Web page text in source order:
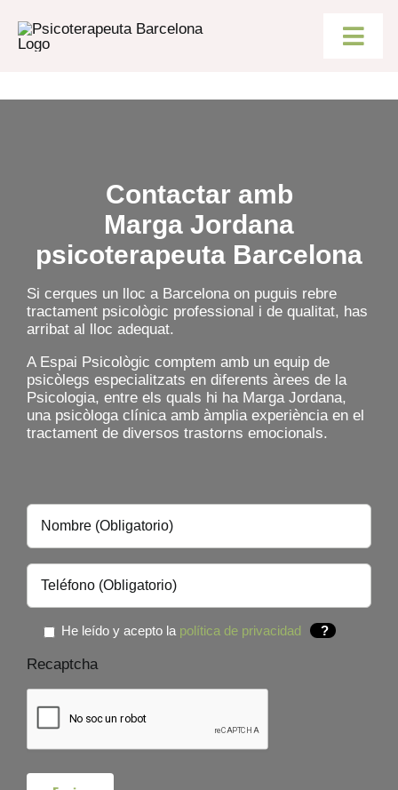
content
Contactar amb
Marga Jordana
psicoterapeuta Barcelona
Si cerques un lloc a Barcelona on puguis rebre
tractament psicològic professional i de qualitat, has
arribat al lloc adequat.
A Espai Psicològic comptem amb un equip de
psicòlegs especialitzats en diferents àrees de la
Psicologia, entre els quals hi ha Marga Jordana,
una psicòloga clínica amb àmplia experiència en el
tractament de diversos trastorns emocionals.
He leído y acepto la política de privacidad ?
Recaptcha